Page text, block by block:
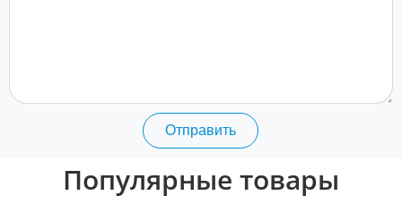
Отправить
Популярные товары